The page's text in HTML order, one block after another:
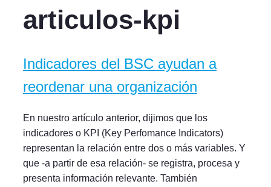
articulos-kpi
Indicadores del BSC ayudan a
reordenar una organización
En nuestro artículo anterior, dijimos que los
indicadores o KPI (Key Perfomance Indicators)
representan la relación entre dos o más variables. Y
que -a partir de esa relación- se registra, procesa y
presenta información relevante. También